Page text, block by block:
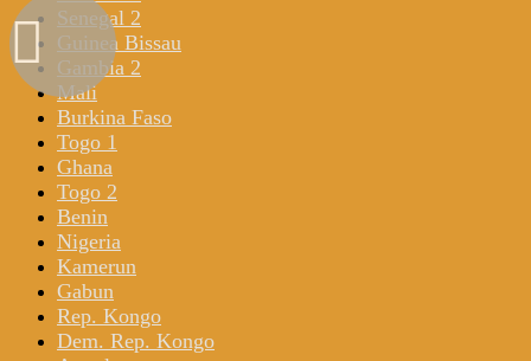
Senegal 2
Guinea Bissau
Gambia 2
Mali
Burkina Faso
Togo 1
Ghana
Togo 2
Benin
Nigeria
Kamerun
Gabun
Rep. Kongo
Dem. Rep. Kongo